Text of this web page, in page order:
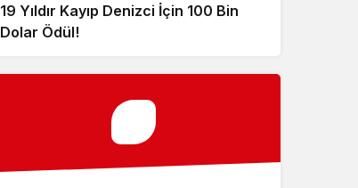
19 Yıldır Kayıp Denizci İçin 100 Bin
Dolar Ödül!